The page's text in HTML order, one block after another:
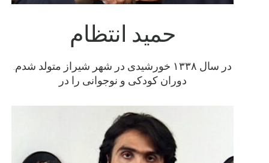
حمید انتظام
در سال ۱۳۳۸ خورشيدى در شهر شيراز متولد شدم.
دوران كودكى و نوجوانى را در